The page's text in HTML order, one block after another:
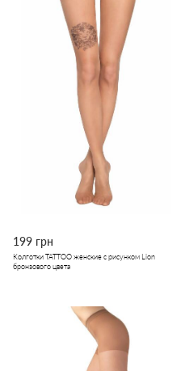
199 грн
Колготки TATTOO женские с рисунком Lion
бронзового цвета